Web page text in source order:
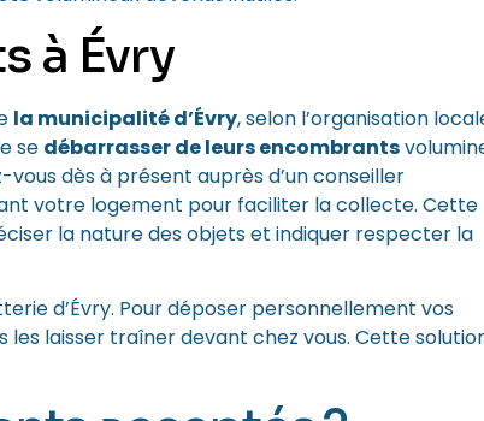
à Évry
la municipalité d’Évry, selon l’organisation
se débarrasser de leurs encombrants
dès à présent auprès d’un conseiller
votre logement pour faciliter la collecte. Cette
la nature des objets et indiquer respecter la
d’Évry. Pour déposer personnellement vos
laisser traîner devant chez vous. Cette